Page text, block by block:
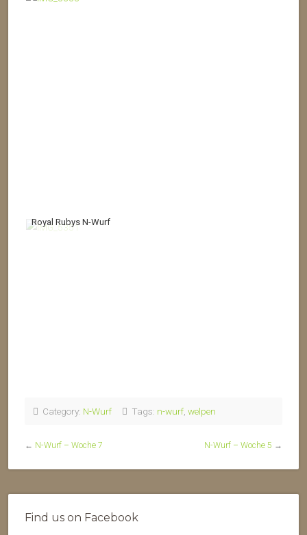
Royal Rubys N-Wurf
Category: N-Wurf Tags: n-wurf welpen
← N-Wurf – Woche 7 N-Wurf – Woche 5 →
Find us on Facebook